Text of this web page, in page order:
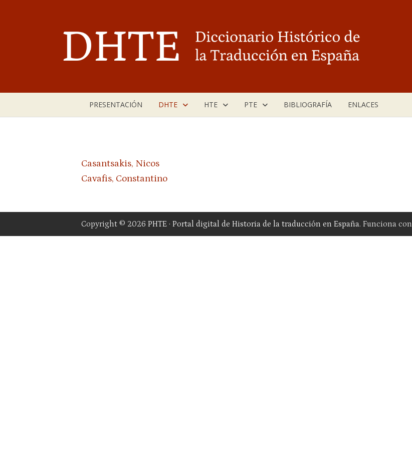
PRESENTACIÓN DHTE HTE PTE BIBLIOGRAFÍA ENLACES
Casantsakis, Nicos
Cavafis, Constantino
Copyright © 2026 PHTE · Portal digital de Historia de la traducción en España. Funciona con